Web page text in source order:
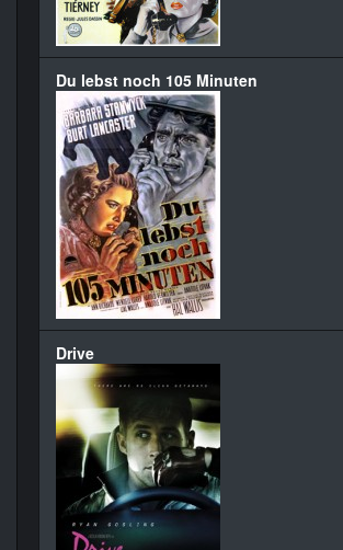
Du lebst noch 105 Minuten
Drive